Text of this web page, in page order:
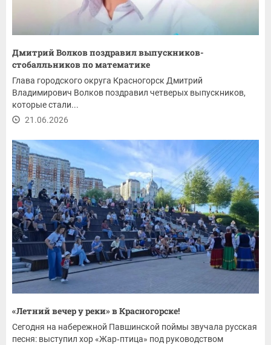
Дмитрий Волков поздравил выпускников-
стобалльников по математике
Глава городского округа Красногорск Дмитрий
Владимирович Волков поздравил четверых выпускников,
которые стали...
21.06.2026
«Летний вечер у реки» в Красногорске!
Сегодня на набережной Павшинской поймы звучала русская
песня: выступил хор «Жар‑птица» под руководством